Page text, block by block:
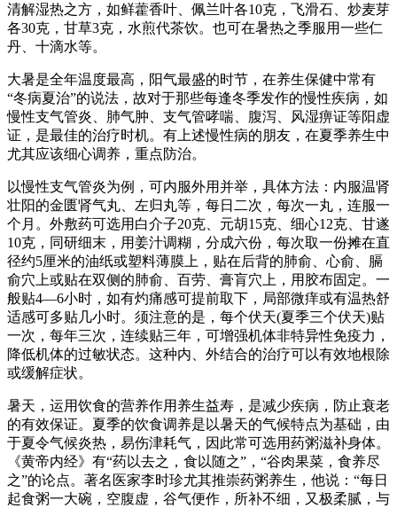
清解湿热之方，如鲜藿香叶、佩兰叶各10克，飞滑石、炒麦芽
各30克，甘草3克，水煎代茶饮。也可在暑热之季服用一些仁
丹、十滴水等。
大暑是全年温度最高，阳气最盛的时节，在养生保健中常有
“冬病夏治”的说法，故对于那些每逢冬季发作的慢性疾病，如
慢性支气管炎、肺气肿、支气管哮喘、腹泻、风湿痹证等阳虚
证，是最佳的治疗时机。有上述慢性病的朋友，在夏季养生中
尤其应该细心调养，重点防治。
以慢性支气管炎为例，可内服外用并举，具体方法：内服温肾
壮阳的金匮肾气丸、左归丸等，每日二次，每次一丸，连服一
个月。外敷药可选用白介子20克、元胡15克、细心12克、甘遂
10克，同研细末，用姜汁调糊，分成六份，每次取一份摊在直
径约5厘米的油纸或塑料薄膜上，贴在后背的肺俞、心俞、膈
俞穴上或贴在双侧的肺俞、百劳、膏肓穴上，用胶布固定。一
般贴4—6小时，如有灼痛感可提前取下，局部微痒或有温热舒
适感可多贴几小时。须注意的是，每个伏天(夏季三个伏天)贴
一次，每年三次，连续贴三年，可增强机体非特异性免疫力，
降低机体的过敏状态。这种内、外结合的治疗可以有效地根除
或缓解症状。
暑天，运用饮食的营养作用养生益寿，是减少疾病，防止衰老
的有效保证。夏季的饮食调养是以暑天的气候特点为基础，由
于夏令气候炎热，易伤津耗气，因此常可选用药粥滋补身体。
《黄帝内经》有“药以去之，食以随之”，“谷肉果菜，食养尽
之”的论点。著名医家李时珍尤其推崇药粥养生，他说：“每日
起食粥一大碗，空腹虚，谷气便作，所补不细，又极柔腻，与